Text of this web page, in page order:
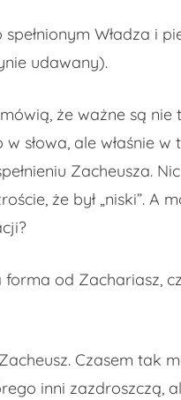
Władza i
udawany).
że ważne są
w słowa, ale
Zacheusza.
że był „niski”.
od Zachariasz,
Czasem tak
inni